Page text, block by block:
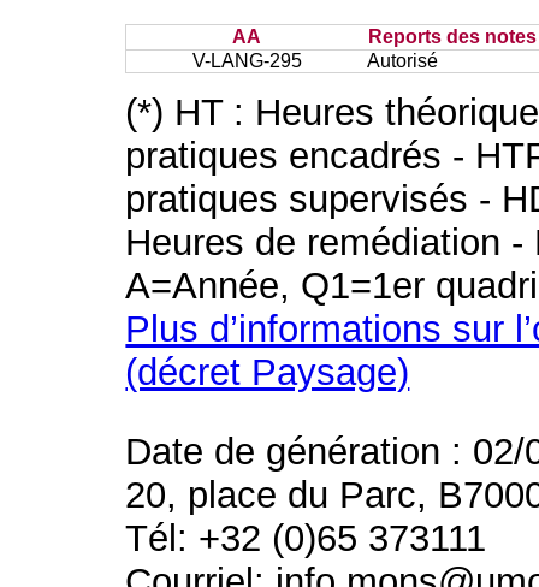
AA
Reports des
V-LANG-295
Autorisé
(*) HT : Heures
pratiques encadrés -
pratiques supervisés -
Heures de remédiation
A=Année, Q1=1er
Plus d’informations sur
(décret Paysage)
Date de génération : 02/
20, place du Parc,
Tél: +32 (0)65 373111